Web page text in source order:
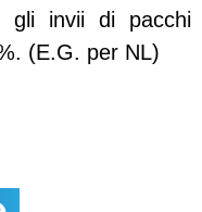
gli invii di pacchi
(E.G. per NL)